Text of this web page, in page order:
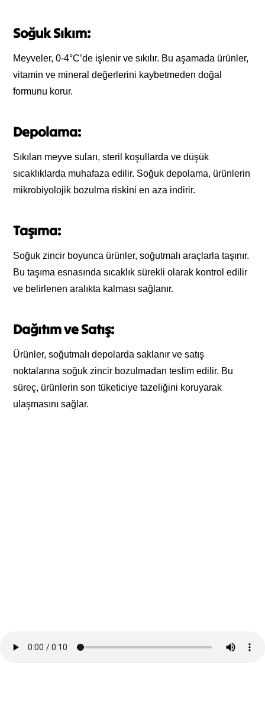
Soğuk Sıkım:
Meyveler, 0-4°C’de işlenir ve sıkılır. Bu aşamada ürünler,
vitamin ve mineral değerlerini kaybetmeden doğal
formunu korur.
Depolama:
Sıkılan meyve suları, steril koşullarda ve düşük
sıcaklıklarda muhafaza edilir. Soğuk depolama, ürünlerin
mikrobiyolojik bozulma riskini en aza indirir.
Taşıma:
Soğuk zincir boyunca ürünler, soğutmalı araçlarla taşınır.
Bu taşıma esnasında sıcaklık sürekli olarak kontrol edilir
ve belirlenen aralıkta kalması sağlanır.
Dağıtım ve Satış:
Ürünler, soğutmalı depolarda saklanır ve satış
noktalarına soğuk zincir bozulmadan teslim edilir. Bu
süreç, ürünlerin son tüketiciye tazeliğini koruyarak
ulaşmasını sağlar.